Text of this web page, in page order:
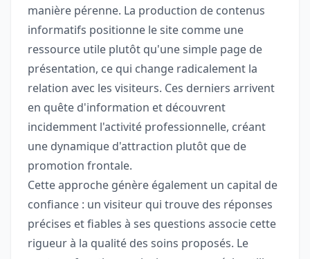
manière pérenne. La production de contenus
informatifs positionne le site comme une
ressource utile plutôt qu'une simple page de
présentation, ce qui change radicalement la
relation avec les visiteurs. Ces derniers arrivent
en quête d'information et découvrent
incidemment l'activité professionnelle, créant
une dynamique d'attraction plutôt que de
promotion frontale.
Cette approche génère également un capital de
confiance : un visiteur qui trouve des réponses
précises et fiables à ses questions associe cette
rigueur à la qualité des soins proposés. Le